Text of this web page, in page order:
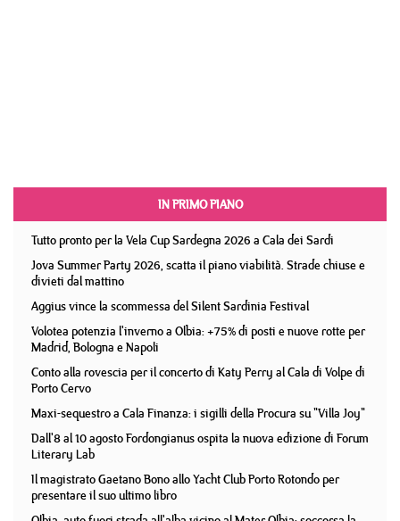
IN PRIMO PIANO
Tutto pronto per la Vela Cup Sardegna 2026 a Cala dei Sardi
Jova Summer Party 2026, scatta il piano viabilità. Strade chiuse e
divieti dal mattino
Aggius vince la scommessa del Silent Sardinia Festival
Volotea potenzia l'inverno a Olbia: +75% di posti e nuove rotte per
Madrid, Bologna e Napoli
Conto alla rovescia per il concerto di Katy Perry al Cala di Volpe di
Porto Cervo
Maxi-sequestro a Cala Finanza: i sigilli della Procura su "Villa Joy"
Dall'8 al 10 agosto Fordongianus ospita la nuova edizione di Forum
Literary Lab
Il magistrato Gaetano Bono allo Yacht Club Porto Rotondo per
presentare il suo ultimo libro